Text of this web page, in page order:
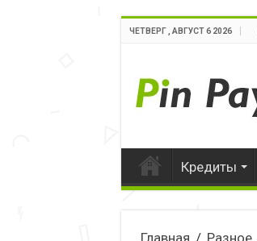
ЧЕТВЕРГ , АВГУСТ 6 2026
Кредиты
Главная / Разное